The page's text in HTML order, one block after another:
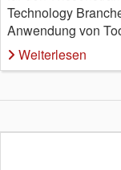
Technology
Anwendung von
Weiterlesen